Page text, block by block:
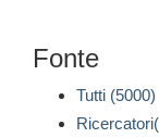
Fonte
Tutti (5000)